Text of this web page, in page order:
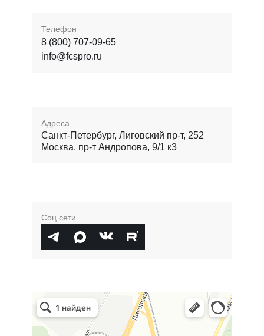
Соц сети
Адреса
Санкт-Петербург, Лиговский пр-т, 252
Москва, пр-т Андропова, 9/1 к3
Телефон
8 (800) 707-09-65
info@fcspro.ru